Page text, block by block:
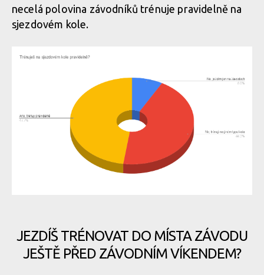
necelá polovina závodníků trénuje pravidelně na
sjezdovém kole.
JEZDÍŠ TRÉNOVAT DO MÍSTA ZÁVODU
JEŠTĚ PŘED ZÁVODNÍM VÍKENDEM?